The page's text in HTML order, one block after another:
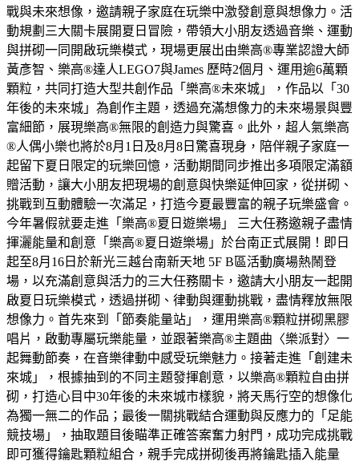
戰與未來想像，邀請親子家庭在玩樂中激發創意與想像力。活
動規劃三大關卡展開夏日冒險，帶領大小朋友透過音樂、運動
與拼砌一同開啟玩樂模式，現場更展出由樂高®專業認證大師
黃彥智、樂高®達人LEGO7與James 歷時2個月、運用逾6萬顆
顆粒，共同打造大型共創作品「樂高®未來城」，作品以「30
年後的未來城」為創作主題，透過充滿想像力的未來場景與豐
富細節，展現樂高®無限的創造力與驚喜。此外，超人氣樂高
®人偶小樂也將於8月1日及8月8日驚喜現身，陪伴親子家庭一
起留下夏日限定的玩樂回憶，活動期間同步推出多項限定滿額
贈活動，讓大小朋友把現場的創意與快樂延伸回家，從拼砌、
挑戰到互動體驗一次滿足，打造今夏最豐富的親子玩樂盛會。
今年暑假就要走進「樂高®夏日遊樂場」 三大任務邀親子盡情
揮灑能量和創意「樂高®夏日遊樂場」於台南正式展開！即日
起至8月16日於新光三越台南新天地 5F B區活動廣場熱鬧登
場，以充滿創意與活力的三大任務關卡，邀請大小朋友一起開
啟夏日玩樂模式，透過拼砌、律動與運動挑戰，盡情釋放無限
想像力。首先來到「節奏能量站」，運用樂高®顆粒拼砌黑膠
唱片，啟動專屬玩樂能量，並跟著樂高®主題曲〈樂派對〉一
起舞動節奏，在音樂律動中感受玩樂魅力。接著走進「創建未
來城」，根據抽到的不同主題發揮創意，以樂高®顆粒自由拼
砌，打造心目中30年後的未來城市樣貌，將天馬行空的想像化
為獨一無二的作品；最後一關挑戰結合運動與反應力的「足能
競技場」，抽取題目後瞄準正確答案奮力射門，成功完成挑戰
即可獲得鑰匙顆粒組合，親手完成拼砌後再將鑰匙插入能量